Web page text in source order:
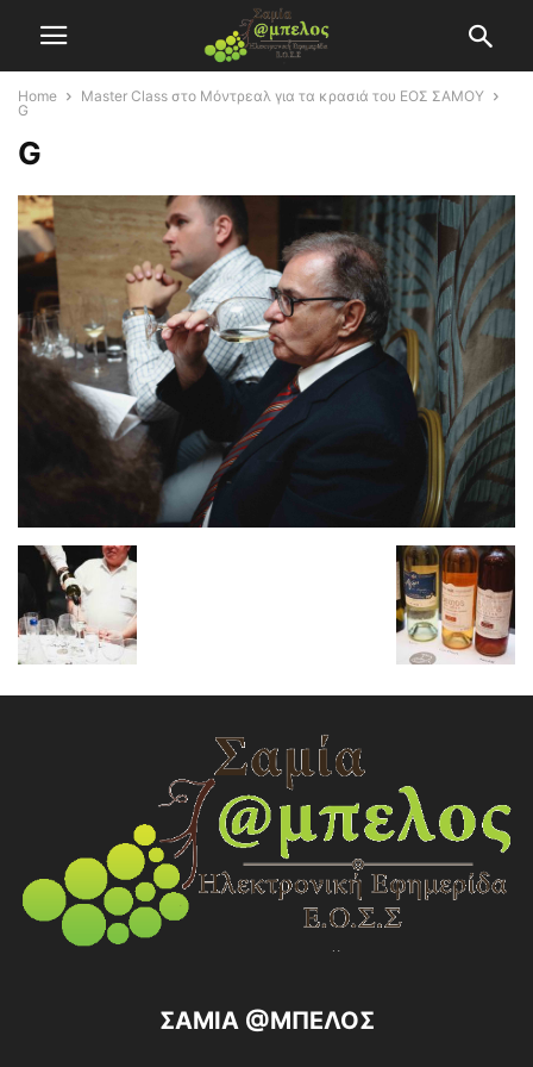
Home
Master Class στο Μόντρεαλ για τα κρασιά του ΕΟΣ ΣΑΜΟΥ
G
G
ΣΑΜΙΑ @ΜΠΕΛΟΣ